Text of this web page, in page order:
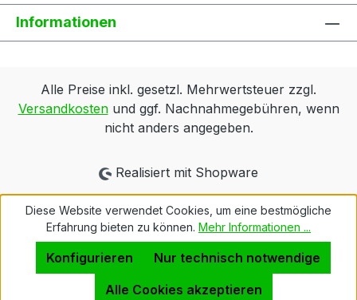
Informationen
Alle Preise inkl. gesetzl. Mehrwertsteuer zzgl.
Versandkostenund ggf. Nachnahmegebühren, wenn
nicht anders angegeben.
Realisiert mit Shopware
Diese Website verwendet Cookies, um eine bestmögliche
Erfahrung bieten zu können. Mehr Informationen ...
Nur technisch notwendige
Konfigurieren
Alle Cookies akzeptieren